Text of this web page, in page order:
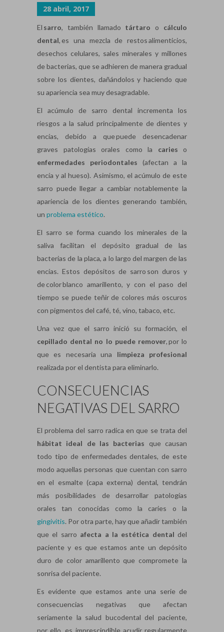
28 abril, 2017
El sarro, también llamado tártaro o cálculo
dental, es una mezcla de restos alimenticios,
desechos celulares, sales minerales y millones
de bacterias, que se adhieren de manera gradual
sobre los dientes, dañándolos y haciendo que
su apariencia sea muy desagradable.
El acúmulo de sarro dental incrementa los
riesgos a la salud principalmente de dientes y
encías, debido a que puede desencadenar
graves patologías orales como la caries o
enfermedades periodontales (afectan a la
encía y al hueso). Asimismo, el acúmulo de este
sarro puede llegar a cambiar notablemente la
apariencia de los dientes generando también,
un problema estético.
El sarro se forma cuando los minerales de la
saliva facilitan el depósito gradual de las
bacterias de la placa, a lo largo del margen de las
encías. Estos depósitos de sarro son duros y
de color blanco amarillento, y con el paso del
tiempo se puede teñir de colores más oscuros
con pigmentos del café, té, vino, tabaco, etc.
Una vez que el sarro inició su formación, el
cepillado dental no lo puederemover, por lo
que es necesaria una limpieza profesional
realizada por el dentista para eliminarlo.
CONSECUENCIAS
NEGATIVAS DEL SARRO
El problema del sarro radica en que se trata del
hábitat ideal de las bacterias que causan
todo tipo de enfermedades dentales, de este
modo aquellas personas que cuentan con sarro
en el esmalte (capa externa) dental, tendrán
más posibilidades de desarrollar patologías
orales tan conocidas como la caries o la
gingivitis. Por otra parte, hay que añadir también
que el sarro afecta a la estética dental del
paciente y es que estamos ante un depósito
duro de color amarillento que compromete la
sonrisa del paciente.
Es evidente que estamos ante una serie de
consecuencias negativas que afectan
seriamente la salud bucodental del paciente,
por ello, es imprescindible acudir regularmente